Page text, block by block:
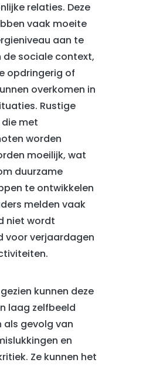
relaties. Deze
vaak moeite
aan te
de sociale context,
opdringerig of
overkomen in
Rustige
met
worden
moeilijk, wat
duurzame
te ontwikkelen
melden vaak
niet wordt
voor verjaardagen
kunnen deze
laag zelfbeeld
als gevolg van
en
Ze kunnen het